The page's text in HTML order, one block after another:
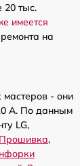
20 тыс.
имеется
на
- они
A. По данным
LG,
Прошивка,